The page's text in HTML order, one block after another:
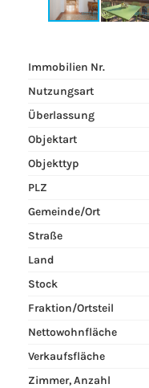
Immobilien Nr.
Nutzungsart
Überlassung
Objektart
Objekttyp
PLZ
Gemeinde/Ort
Straße
Land
Stock
Fraktion/Ortsteil
Nettowohnfläche
Verkaufsfläche
Zimmer, Anzahl